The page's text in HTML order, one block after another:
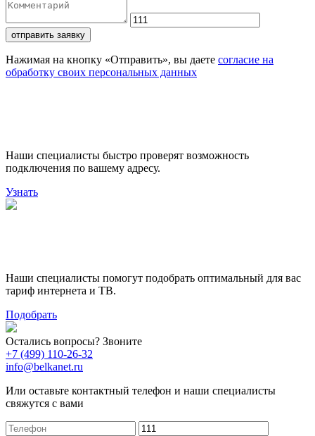
отправить заявку
Нажимая на кнопку «Отправить», вы даете согласие на
обработку своих персональных данных
Наши специалисты быстро проверят возможность
подключения по вашему адресу.
Узнать
Наши специалисты помогут подобрать оптимальный для вас
тариф интернета и ТВ.
Подобрать
Остались вопросы? Звоните
+7 (499) 110-26-32
info@belkanet.ru
Или оставьте контактный телефон и наши специалисты
свяжутся с вами